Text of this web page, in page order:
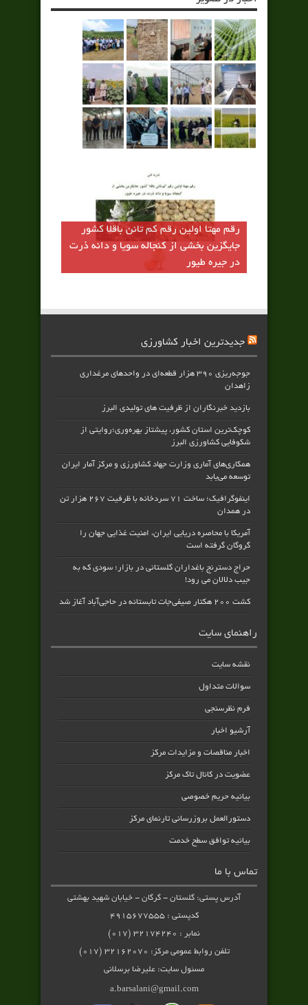
رقم مهتا اولين رقم كم تانن باقلا كشور
جايگزين بخشي از كنجاله سويا و دانه ذرت
در جيره طيور
جدیدترین اخبار کشاورزی
جوجه‌ریزی ۳۹۰ هزار قطعه‌ای در واحدهای مرغداری
زاهدان
بازدید خبرنگاران از ظرفیت های تولیدی البرز
کوچک‌ترین استان کشور، پیشتاز بهره‌وری؛روایتی از
شکوفایی کشاورزی البرز
همکاری‌های آماری وزارت جهاد کشاورزی و مرکز آمار ایران
توسعه می‌یابد
اینفوگرافیک؛ ساخت ۷۱ سردخانه با ظرفیت ۲۶۷ هزار تن
در همدان
آمریکا با محاصره دریایی ایران، امنیت غذایی جهان را
گروگان گرفته است
حراج دسترنج باغداران گلستانی در بازار؛ سودی که به
جیب دلالان می رود!
کشت ۲۰۰ هکتار صیفی‌جات تابستانه در حاجی‌آباد آغاز شد
راهنمای سایت
نقشه سایت
سوالات متداول
فرم نظرسنجی
آرشیو اخبار
اخبار مناقصات و مزایدات مرکز
عضویت در کانال تاک مرکز
بیانیه حریم خصوصی
دستورالعمل بروزرسانی تارنمای مرکز
بیانیه توافق سطح خدمت
تماس با ما
آدرس پستی: گلستان - گرگان - خیابان شهید بهشتی
کدپستی : ۴۹۱۵۶۷۷۵۵۵
نمابر : ۳۲۱۷۴۲۴۰ (۰۱۷)
تلفن روابط عمومی مرکز: ۳۲۱۶۲۰۷۰ (۰۱۷)
مسئول سایت: علیرضا برسلانی
a.barsalani@gmail.com